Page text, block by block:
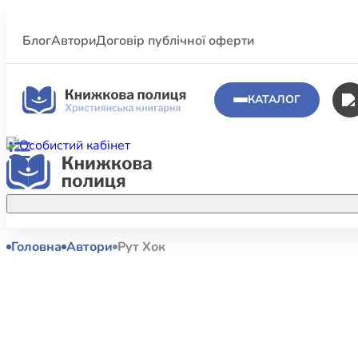
БлогАвториДоговір публічної оферти
КАТАЛОГ
Акційні пропозиції
Головна Автори Рут Хок